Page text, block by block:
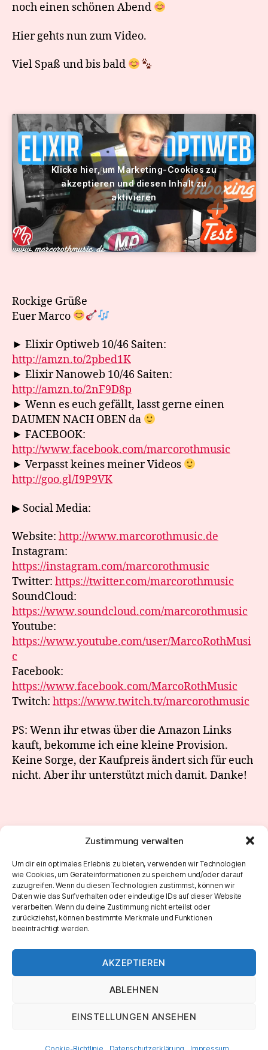
Zustimmung verwalten
Um dir ein optimales Erlebnis zu bieten, verwenden wir Technologien
wie Cookies, um Geräteinformationen zu speichern und/oder darauf
zuzugreifen. Wenn du diesen Technologien zustimmst, können wir
Daten wie das Surfverhalten oder eindeutige IDs auf dieser Website
verarbeiten. Wenn du deine Zustimmung nicht erteilst oder
zurückziehst, können bestimmte Merkmale und Funktionen
beeinträchtigt werden.
AKZEPTIEREN
ABLEHNEN
EINSTELLUNGEN ANSEHEN
noch einen schönen Abend
Hier gehts nun zum Video.
Viel Spaß und bis bald
Klicke hier, um Marketing-Cookies zu
akzeptieren und diesen Inhalt zu
aktivieren
Rockige Grüße
Euer Marco
► Elixir Optiweb 10/46 Saiten:
http://amzn.to/2pbed1K
► Elixir Nanoweb 10/46 Saiten:
http://amzn.to/2nF9D8p
► Wenn es euch gefällt, lasst gerne einen
DAUMEN NACH OBEN da
► FACEBOOK:
http://www.facebook.com/marcorothmusic
► Verpasst keines meiner Videos
http://goo.gl/I9P9VK
▶ Social Media:
Website: http://www.marcorothmusic.de
Instagram:
https://instagram.com/marcorothmusic
Twitter: https://twitter.com/marcorothmusic
SoundCloud:
https://www.soundcloud.com/marcorothmusic
Youtube:
https://www.youtube.com/user/MarcoRothMusi
c
Facebook:
https://www.facebook.com/MarcoRothMusic
Twitch: https://www.twitch.tv/marcorothmusic
PS: Wenn ihr etwas über die Amazon Links
kauft, bekomme ich eine kleine Provision.
Keine Sorge, der Kaufpreis ändert sich für euch
nicht. Aber ihr unterstützt mich damit. Danke!
←
Sunday Morning Jam 4
→ Sunday Morning Jam 5 – Frohe Ostern
Marco Roth Music